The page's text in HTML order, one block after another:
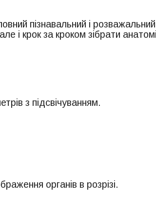
пізнавальний і
і крок за кроком зібрати
з підсвічуванням.
органів в розрізі.